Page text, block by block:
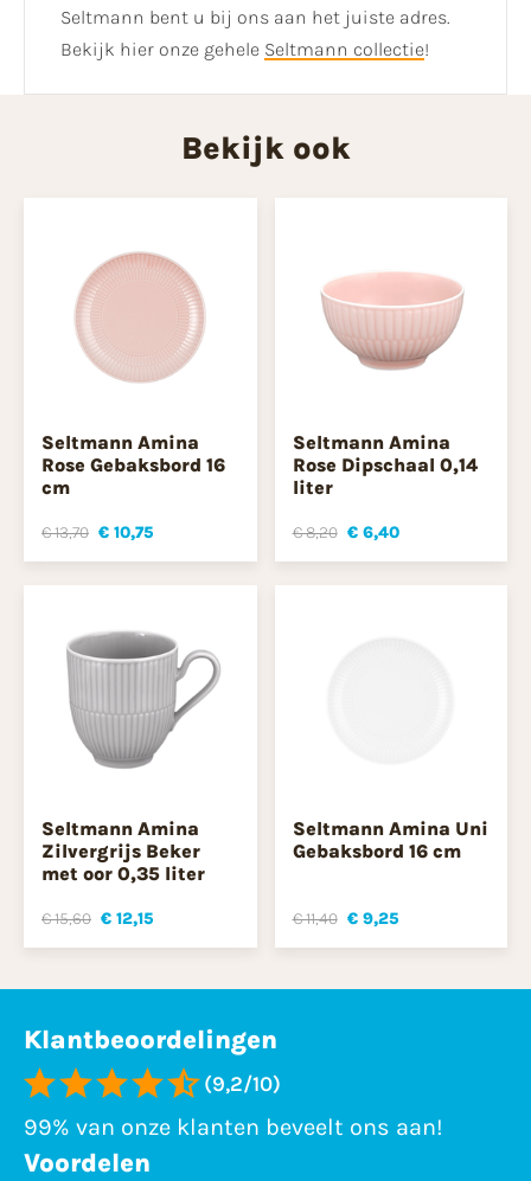
Seltmann bent u bij ons aan het juiste adres.
Bekijk hier onze gehele Seltmann collectie!
Bekijk ook
Seltmann Amina
Rose Gebaksbord 16
cm
€ 13,70 € 10,75
Seltmann Amina
Rose Dipschaal 0,14
liter
€ 8,20 € 6,40
Seltmann Amina
Zilvergrijs Beker
met oor 0,35 liter
€ 15,60 € 12,15
Seltmann Amina Uni
Gebaksbord 16 cm
€ 11,40 € 9,25
Klantbeoordelingen
(9,2/10)
99% van onze klanten beveelt ons aan!
Voordelen